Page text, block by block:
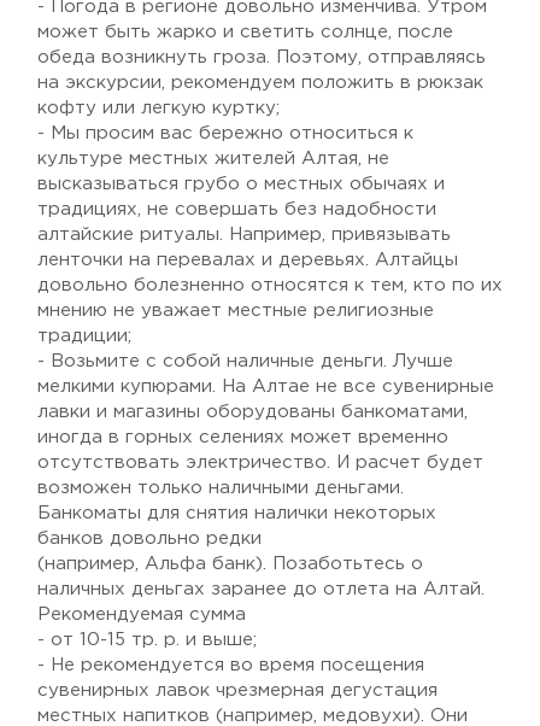
- Погода в регионе довольно изменчива. Утром
может быть жарко и светить солнце, после
обеда возникнуть гроза. Поэтому, отправляясь
на экскурсии, рекомендуем положить в рюкзак
кофту или легкую куртку;
- Мы просим вас бережно относиться к
культуре местных жителей Алтая, не
высказываться грубо о местных обычаях и
традициях, не совершать без надобности
алтайские ритуалы. Например, привязывать
ленточки на перевалах и деревьях. Алтайцы
довольно болезненно относятся к тем, кто по их
мнению не уважает местные религиозные
традиции;
- Возьмите с собой наличные деньги. Лучше
мелкими купюрами. На Алтае не все сувенирные
лавки и магазины оборудованы банкоматами,
иногда в горных селениях может временно
отсутствовать электричество. И расчет будет
возможен только наличными деньгами.
Банкоматы для снятия налички некоторых
банков довольно редки
(например, Альфа банк). Позаботьтесь о
наличных деньгах заранее до отлета на Алтай.
Рекомендуемая сумма
- от 10-15 тр. р. и выше;
- Не рекомендуется во время посещения
сувенирных лавок чрезмерная дегустация
местных напитков (например, медовухи). Они